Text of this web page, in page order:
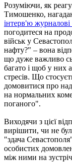
Розуміючи, як
Тимошенко,
інтерв'ю
погодитеся на
військ у
нафту?" – вона
що дуже важливо
багато і щоб у них
стресів. Що
домовитися про
на нормальних
поганого".
Виходячи з цієї
вирішити, чи не
"здача
особистих
між ними на